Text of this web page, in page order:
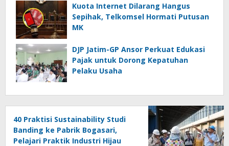
Kuota Internet Dilarang Hangus
Sepihak, Telkomsel Hormati Putusan
MK
DJP Jatim-GP Ansor Perkuat Edukasi
Pajak untuk Dorong Kepatuhan
Pelaku Usaha
40 Praktisi Sustainability Studi
Banding ke Pabrik Bogasari,
Pelajari Praktik Industri Hijau